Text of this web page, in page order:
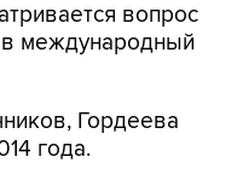
вопрос
международный
Гордеева
года.